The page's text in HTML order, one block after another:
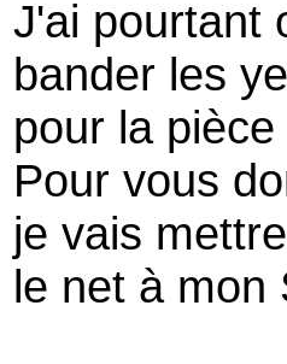
J'ai pourtant
bander les
pour la
Pour vous
je vais
le net à mon